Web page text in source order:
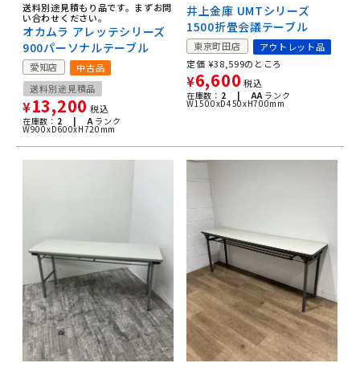
送料別途見積もり品です。まずお問
い合わせください。
オカムラ アレッテシリーズ
900パーソナルテーブル
愛知店
中古品
送料別途見積品
¥13,200 税込
在庫数： 2 | Aランク
W900xD600xH720mm
井上金庫 UMTシリーズ
1500折畳会議テーブル
東京町田店
アウトレット品
定価 ¥38,599のところ
¥6,600 税込
在庫数： 2 | AAランク
W1500xD450xH700mm